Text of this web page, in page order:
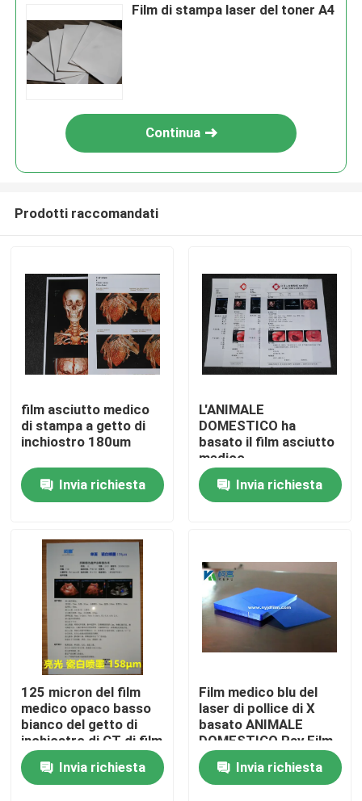
Casa
Prodotti
Fatory Tour
Controllo di qualità
Contattaci
notizie
Tutti i casi
Film di stampa laser del toner A4
Continua
Prodotti raccomandati
film asciutto medico
di stampa a getto di
inchiostro 180um
Invia richiesta
L'ANIMALE
DOMESTICO ha
basato il film asciutto
medico
Invia richiesta
125 micron del film
medico opaco basso
bianco del getto di
inchiostro di CT di film
tridimensionale di
ricercaInvia richiesta
Film medico blu del
laser di pollice di X
basato ANIMALE
DOMESTICO Ray Film
8x10 per l'uscita di
immagine di Digital
Invia richiesta